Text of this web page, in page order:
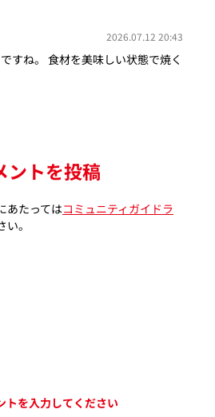
2026.07.12 20:43
すね。 食材を美味しい状態で焼く
ントを投稿
あたってはコミュニティガイドラ
。
トを入力してください